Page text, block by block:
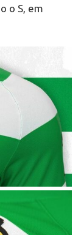
o S, em